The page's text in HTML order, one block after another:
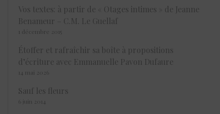
Vos textes: à partir de « Otages intimes » de Jeanne
Benameur – C.M. Le Guellaf
1 décembre 2015
Étoffer et rafraîchir sa boîte à propositions
d’écriture avec Emmanuelle Pavon Dufaure
14 mai 2026
Sauf les fleurs
6 juin 2014